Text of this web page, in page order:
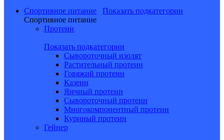
Спортивное питание
Показать подкатегории
Спортивное питание
Протеин
Показать подкатегории
Сывороточный изолят
Растительный протеин
Говяжий протеин
Казеин
Яичный протеин
Сывороточный протеин
Многокомпонентный протеин
Куриный протеин
Гейнер